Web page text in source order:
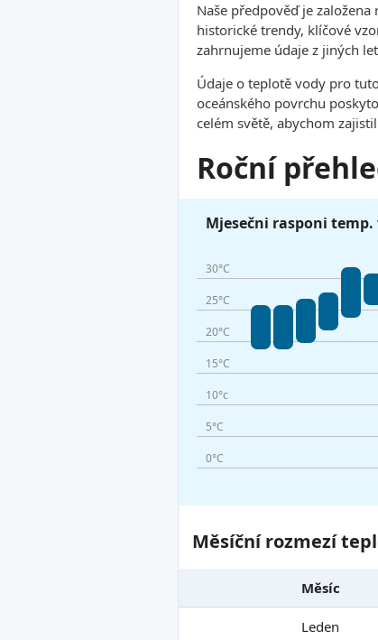
Naše předpověď je
historické trendy, klíčové
zahrnujeme údaje z jiných
Údaje o teplotě vody pro
oceánského povrchu
celém světě, abychom
Roční
Mjesečni rasponi temp.
30°C
25°C
20°C
15°C
10°c
5°C
0°C
Měsíční rozmezí
Měsíc
Leden